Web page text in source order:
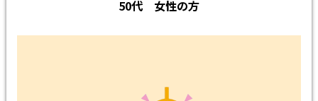
50代 女性の方